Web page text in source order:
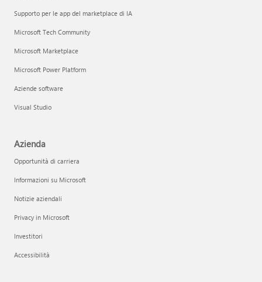
Supporto per le app del marketplace di IA
Microsoft Tech Community
Microsoft Marketplace
Microsoft Power Platform
Aziende software
Visual Studio
Azienda
Opportunità di carriera
Informazioni su Microsoft
Notizie aziendali
Privacy in Microsoft
Investitori
Accessibilità